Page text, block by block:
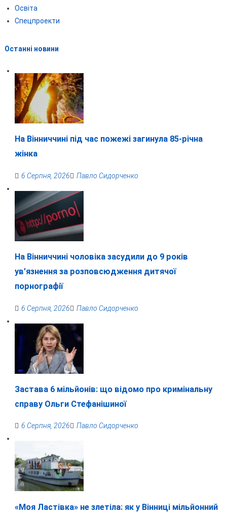
Освіта
Спецпроекти
Останні новини
На Вінниччині під час пожежі загинула 85-річна
жінка
6 Серпня, 2026 Павло Сидорченко
На Вінниччині чоловіка засудили до 9 років
ув’язнення за розповсюдження дитячої
порнографії
6 Серпня, 2026 Павло Сидорченко
Застава 6 мільйонів: що відомо про кримінальну
справу Ольги Стефанішиної
6 Серпня, 2026 Павло Сидорченко
«Моя Ластівка» не злетіла: як у Вінниці мільйонний